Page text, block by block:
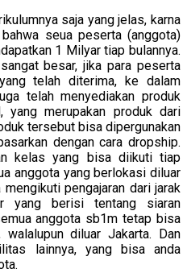
saja yang jelas, karna
seua peserta (anggota)
1 Milyar tiap bulannya.
besar, jika para peserta
telah diterima, ke dalam
telah menyediakan produk
yang merupakan produk dari
tersebut bisa dipergunakan
dengan cara dropship.
kelas yang bisa diikuti tiap
anggota yang berlokasi diluar
pengajaran dari jarak
yang berisi tentang siaran
anggota sb1m tetap bisa
walalupun diluar Jakarta. Dan
lainnya, yang bisa anda